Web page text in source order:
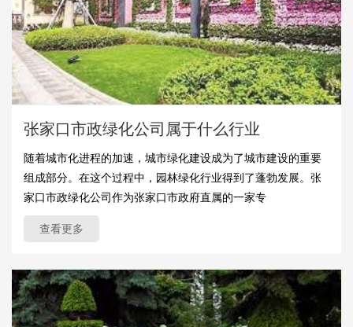
张家口市政绿化公司属于什么行业
随着城市化进程的加速，城市绿化建设成为了城市建设的重要
组成部分。在这个过程中，园林绿化行业得到了蓬勃发展。张
家口市政绿化公司作为张家口市政府直属的一家专
查看更多